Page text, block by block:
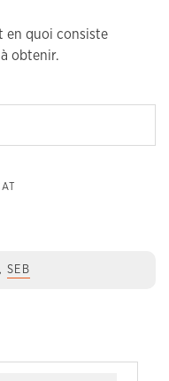
en quoi consiste
à obtenir.
, SEB